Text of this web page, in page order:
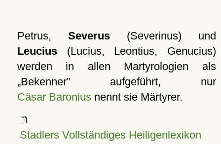
Petrus, Severus(Severinus) und
Leucius(Lucius, Leontius, Genucius)
werden in allen Martyrologien als
Bekenner aufgeführt, nur
Cäsar Baroniusnennt sie Märtyrer.
Stadlers Vollständiges Heiligenlexikon